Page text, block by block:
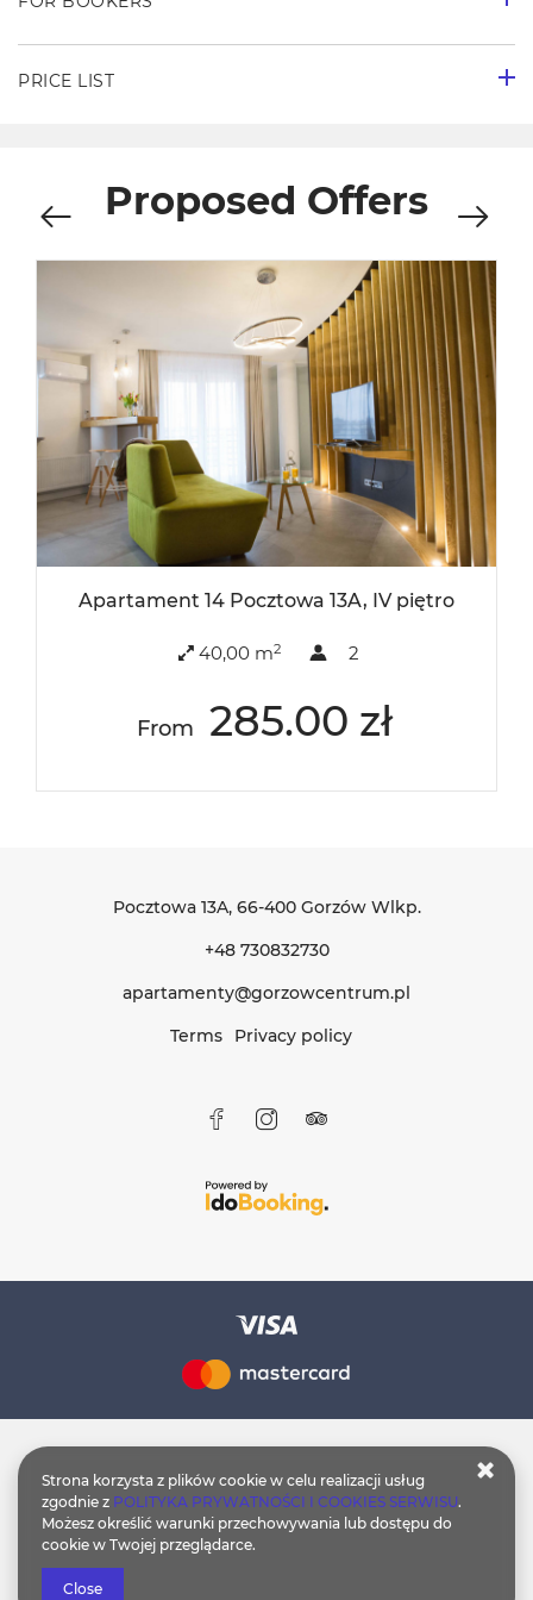
PRICE LIST
Proposed Offers
Apartament 14 Pocztowa 13A, IV piętro
40,00 m2 2
From 285.00 zł
Pocztowa 13A, 66-400 Gorzów Wlkp.
+48 730832730
apartamenty@gorzowcentrum.pl
Terms
Privacy policy
Strona korzysta z plików cookie w celu realizacji usług
zgodnie z POLITYKA PRYWATNOŚCI I COOKIES SERWISU.
Możesz określić warunki przechowywania lub dostępu do
cookie w Twojej przeglądarce.
Close